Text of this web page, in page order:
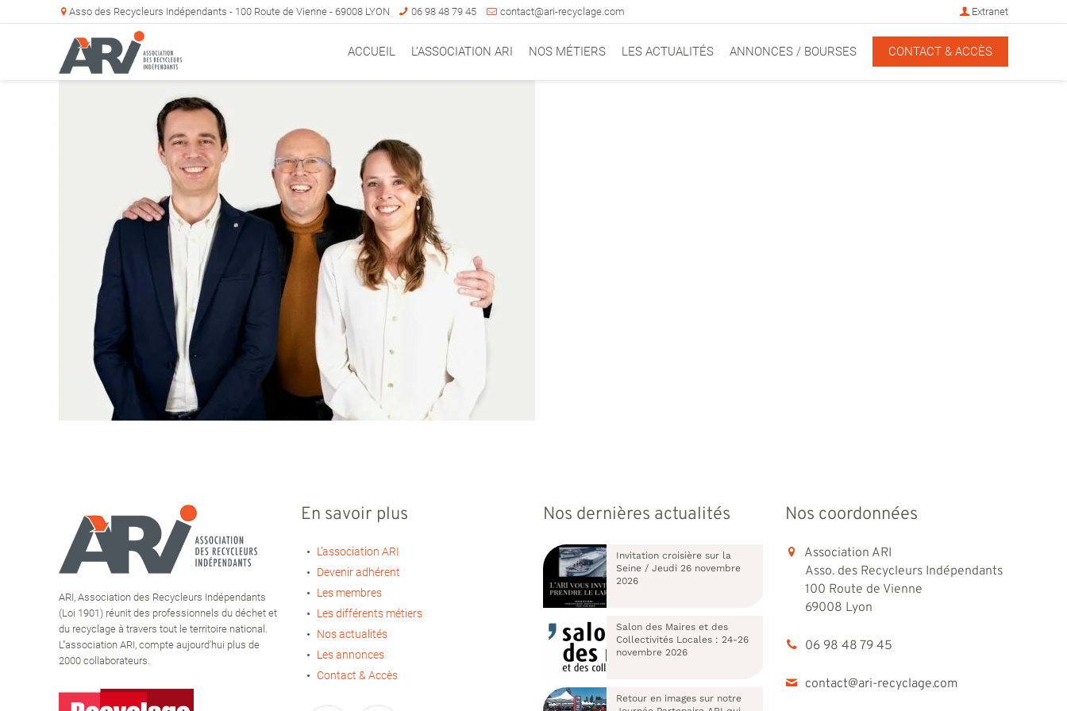
Asso des Recycleurs Indépendants - 100 Route de Vienne - 69008 LYON 06 98 48 79 45 contact@ari-recyclage.com Extranet
ACCUEIL L’ASSOCIATION ARI NOS MÉTIERS LES ACTUALITÉS ANNONCES / BOURSES CONTACT & ACCÈS
ARI, Association des Recycleurs Indépendants
(Loi 1901) réunit des professionnels du déchet et
du recyclage à travers tout le territoire national.
L''association ARI, compte aujourd'hui plus de
2000 collaborateurs.
En savoir plus
L’association ARI
Devenir adhérent
Les membres
Les différents métiers
Nos actualités
Les annonces
Contact & Accès
Nos dernières actualités
Invitation croisière sur la
Seine / Jeudi 26 novembre
2026
Salon des Maires et des
Collectivités Locales : 24-26
novembre 2026
Retour en images sur notre
Nos coordonnées
Association ARI
Asso. des Recycleurs Indépendants
100 Route de Vienne
69008 Lyon
06 98 48 79 45
contact@ari-recyclage.com